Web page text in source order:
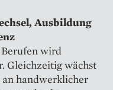
Ausbildung
wird
Gleichzeitig wächst
an handwerklicher